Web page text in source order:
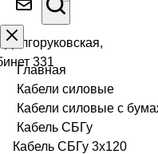
331
Главная
Кабели силовые
Кабели силовые с
Кабель СБГу
Кабель СБГу 3х120